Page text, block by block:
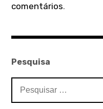
comentários.
Pesquisa
por: